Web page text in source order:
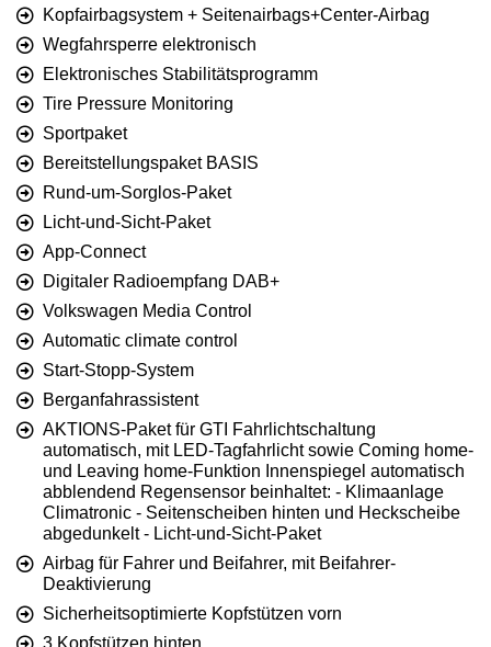
Kopfairbagsystem + Seitenairbags+Center-Airbag
Wegfahrsperre elektronisch
Elektronisches Stabilitätsprogramm
Tire Pressure Monitoring
Sportpaket
Bereitstellungspaket BASIS
Rund-um-Sorglos-Paket
Licht-und-Sicht-Paket
App-Connect
Digitaler Radioempfang DAB+
Volkswagen Media Control
Automatic climate control
Start-Stopp-System
Berganfahrassistent
AKTIONS-Paket für GTI Fahrlichtschaltung
automatisch, mit LED-Tagfahrlicht sowie Coming home-
und Leaving home-Funktion Innenspiegel automatisch
abblendend Regensensor beinhaltet: - Klimaanlage
Climatronic - Seitenscheiben hinten und Heckscheibe
abgedunkelt - Licht-und-Sicht-Paket
Airbag für Fahrer und Beifahrer, mit Beifahrer-
Deaktivierung
Sicherheitsoptimierte Kopfstützen vorn
3 Kopfstützen hinten